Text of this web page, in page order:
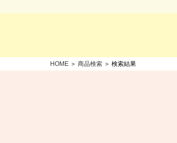
HOME ＞商品検索 ＞ 検索結果